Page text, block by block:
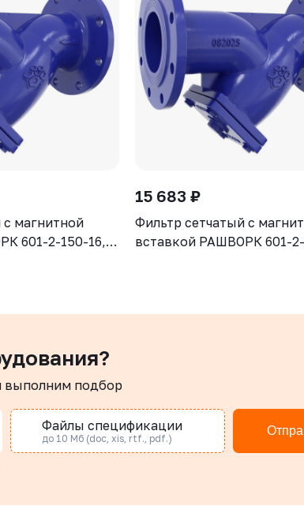
с магнитной
601-2-150-16,
15 683 ₽
Фильтр сетчатый с
вставкой РАШВОРК 601-
выполним подбор
Файлы спецификации
до 10 Мб (doc, xis, rtf., pdf.)